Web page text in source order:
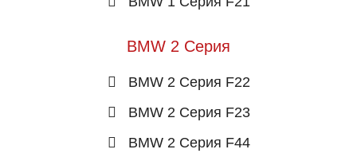
BMW 2 Серия
BMW 2 Серия F22
BMW 2 Серия F23
BMW 2 Серия F44